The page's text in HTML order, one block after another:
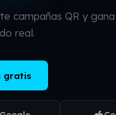
campañas QR y
real.
gratis